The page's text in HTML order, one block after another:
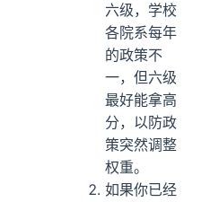
六级，学校
各院系每年
的政策不
一，但六级
最好能拿高
分，以防政
策突然调整
权重。
如果你已经